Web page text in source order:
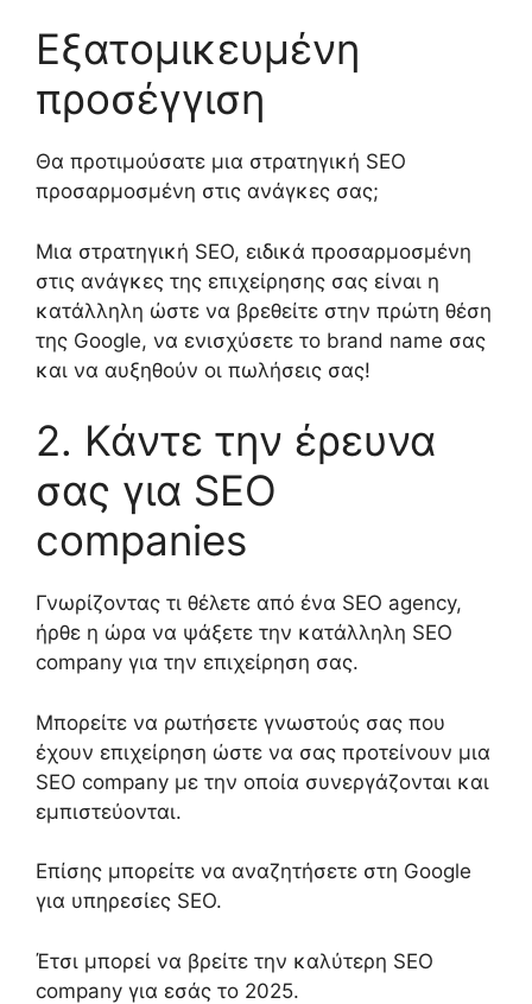
Εξατομικευμένη
προσέγγιση
Θα προτιμούσατε μια στρατηγική SEO
προσαρμοσμένη στις ανάγκες σας;
Μια στρατηγική SEO, ειδικά προσαρμοσμένη
στις ανάγκες της επιχείρησης σας είναι η
κατάλληλη ώστε να βρεθείτε στην πρώτη θέση
της Google, να ενισχύσετε το brand name σας
και να αυξηθούν οι πωλήσεις σας!
2. Κάντε την έρευνα
σας για SEO
companies
Γνωρίζοντας τι θέλετε από ένα SEO agency,
ήρθε η ώρα να ψάξετε την κατάλληλη SEO
company για την επιχείρηση σας.
Μπορείτε να ρωτήσετε γνωστούς σας που
έχουν επιχείρηση ώστε να σας προτείνουν μια
SEO company με την οποία συνεργάζονται και
εμπιστεύονται.
Επίσης μπορείτε να αναζητήσετε στη Google
για υπηρεσίες SEO.
Έτσι μπορεί να βρείτε την καλύτερη SEO
company για εσάς το 2025.